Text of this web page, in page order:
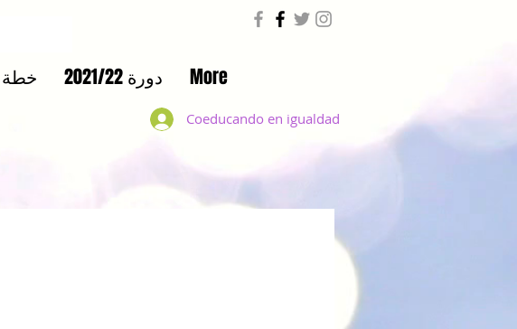
خطة دورة 2021/22 More
Coeducando en igualdad